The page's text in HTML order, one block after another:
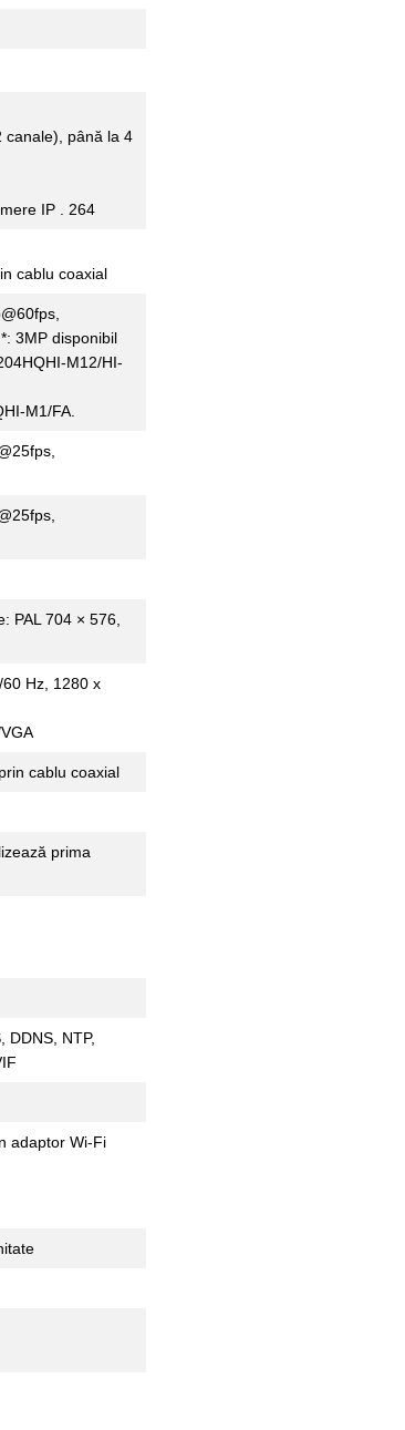
canale), până la 4
IP . 264
cablu coaxial
3MP disponibil
M12/HI-
M1/FA.
PAL 704 × 576,
Hz, 1280 x
cablu coaxial
prima
DDNS, NTP,
adaptor Wi-Fi